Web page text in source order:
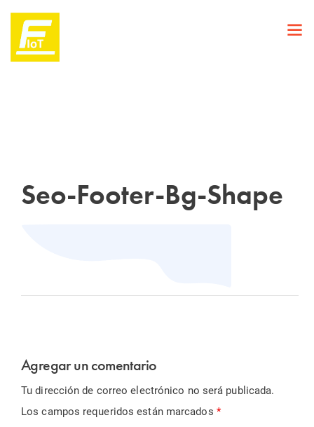
Seo-Footer-Bg-Shape
Agregar un comentario
Tu dirección de correo electrónico no será publicada.
Los campos requeridos están marcados *